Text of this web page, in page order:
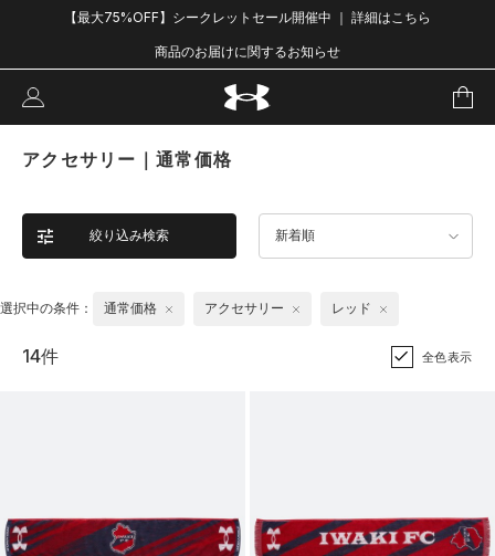
【最大75%OFF】シークレットセール開催中 ｜ 詳細はこちら
商品のお届けに関するお知らせ
アクセサリー｜通常価格
絞り込み検索 新着順
選択中の条件： 通常価格 アクセサリー レッド
14件 全色表示